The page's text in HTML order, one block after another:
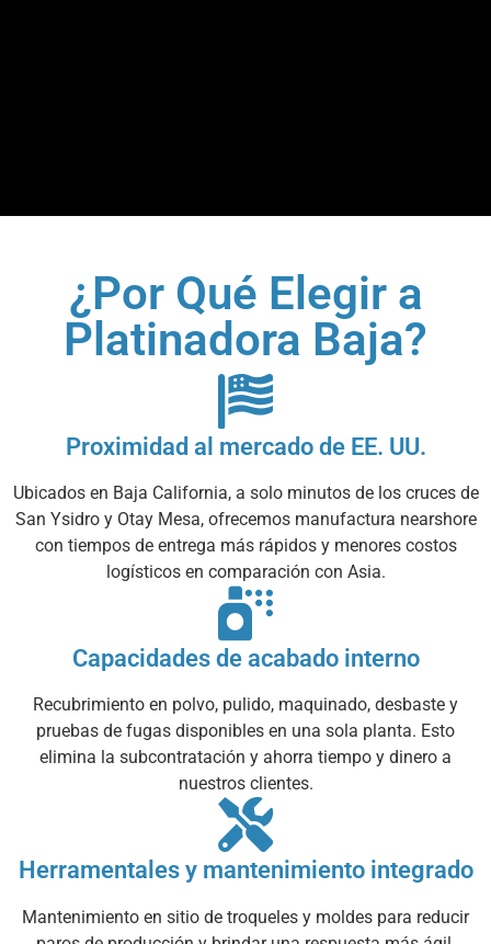
¿Por Qué Elegir a
Platinadora Baja?
Proximidad al mercado de EE. UU.
Ubicados en Baja California, a solo minutos de los cruces de
San Ysidro y Otay Mesa, ofrecemos manufactura nearshore
con tiempos de entrega más rápidos y menores costos
logísticos en comparación con Asia.
Capacidades de acabado interno
Recubrimiento en polvo, pulido, maquinado, desbaste y
pruebas de fugas disponibles en una sola planta. Esto
elimina la subcontratación y ahorra tiempo y dinero a
nuestros clientes.
Herramentales y mantenimiento integrado
Mantenimiento en sitio de troqueles y moldes para reducir